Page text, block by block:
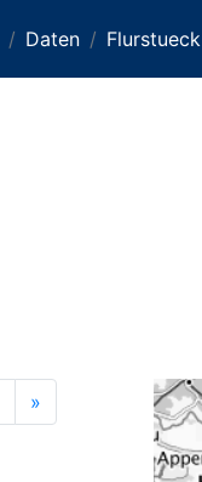
Daten Flurstueck
»